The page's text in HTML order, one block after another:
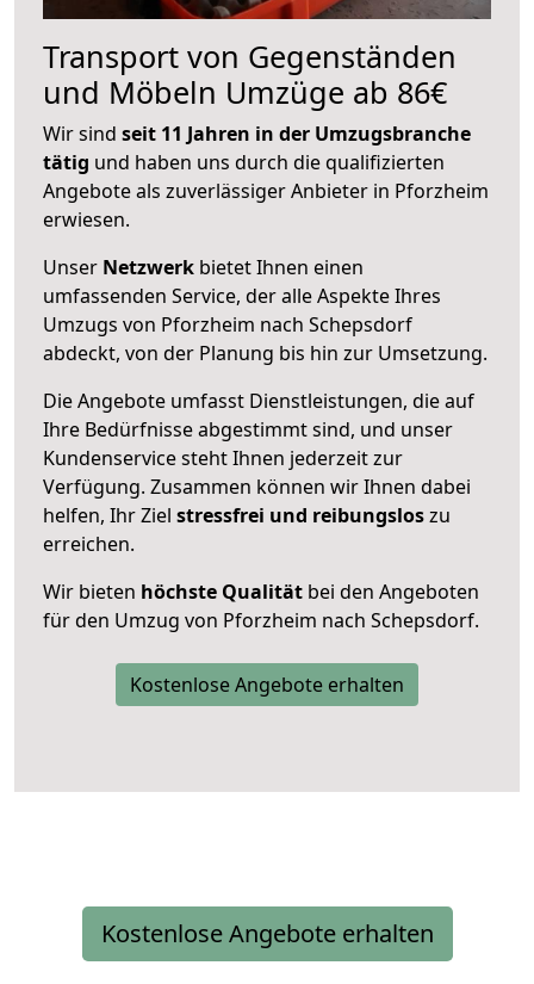
Transport von Gegenständen
und Möbeln Umzüge ab 86€
Wir sind seit 11 Jahren in der Umzugsbranche
tätig und haben uns durch die qualifizierten
Angebote als zuverlässiger Anbieter in Pforzheim
erwiesen.
Unser Netzwerk bietet Ihnen einen
umfassenden Service, der alle Aspekte Ihres
Umzugs von Pforzheim nach Schepsdorf
abdeckt, von der Planung bis hin zur Umsetzung.
Die Angebote umfasst Dienstleistungen, die auf
Ihre Bedürfnisse abgestimmt sind, und unser
Kundenservice steht Ihnen jederzeit zur
Verfügung. Zusammen können wir Ihnen dabei
helfen, Ihr Ziel stressfrei und reibungsloszu
erreichen.
Wir bieten höchste Qualität bei den Angeboten
für den Umzug von Pforzheim nach Schepsdorf.
Kostenlose Angebote erhalten
Kostenlose Angebote erhalten